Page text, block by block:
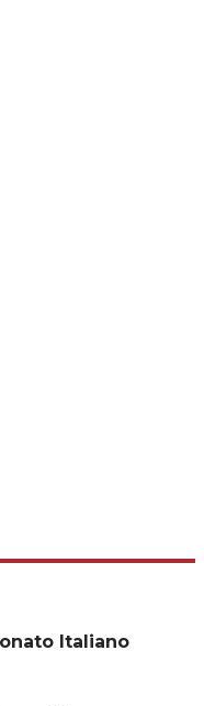
Italiano